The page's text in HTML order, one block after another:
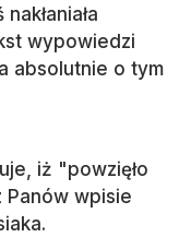
wypowiedzi
absolutnie o tym
iż "powzięło
Panów wpisie